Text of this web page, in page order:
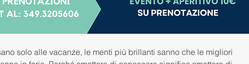
solo alle vacanze, le menti più brillanti sanno che le migliori